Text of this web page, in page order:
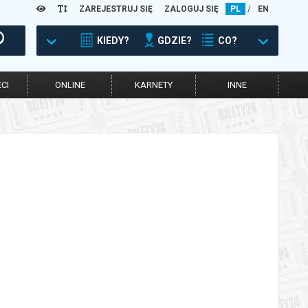
ZAREJESTRUJ SIĘ ZALOGUJ SIĘ PL / EN
KIEDY? GDZIE? CO?
ONLINE KARNETY INNE